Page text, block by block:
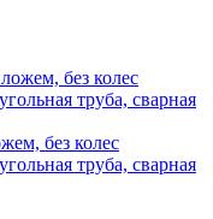
без колес
труба, сварная